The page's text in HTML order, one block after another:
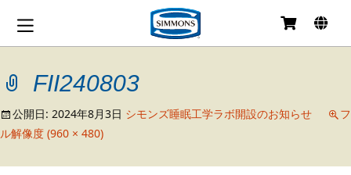
ン
へ
移
動
FII240803
公開日: 2024年8月3日 シモンズ睡眠工学ラボ開設のお知らせ
フ
ル解像度 (960 × 480)